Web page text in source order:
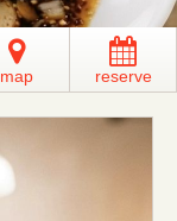
map reserve